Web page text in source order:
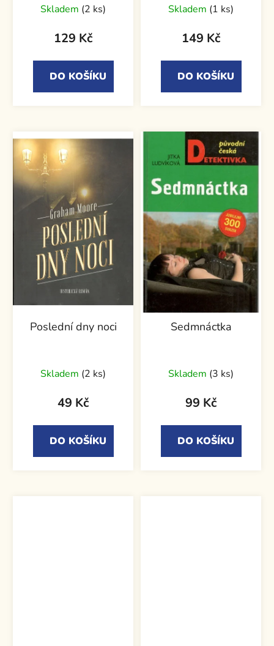
Skladem (2 ks)
129 Kč
DO KOŠÍKU
Skladem (1 ks)
149 Kč
DO KOŠÍKU
Poslední dny noci
Skladem (2 ks)
49 Kč
DO KOŠÍKU
Sedmnáctka
Skladem (3 ks)
99 Kč
DO KOŠÍKU